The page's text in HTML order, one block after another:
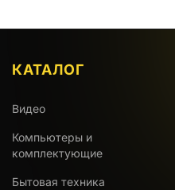
КАТАЛОГ
Видео
Компьютеры и
комплектующие
Бытовая техника